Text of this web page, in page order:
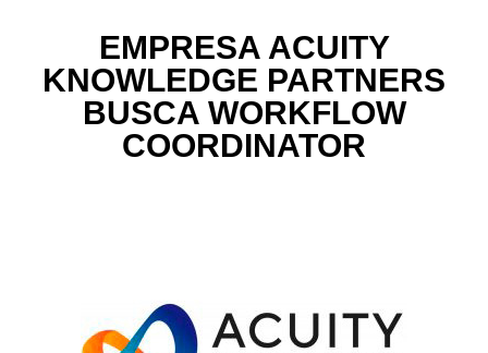
EMPRESA ACUITY
KNOWLEDGE PARTNERS
BUSCA WORKFLOW
COORDINATOR